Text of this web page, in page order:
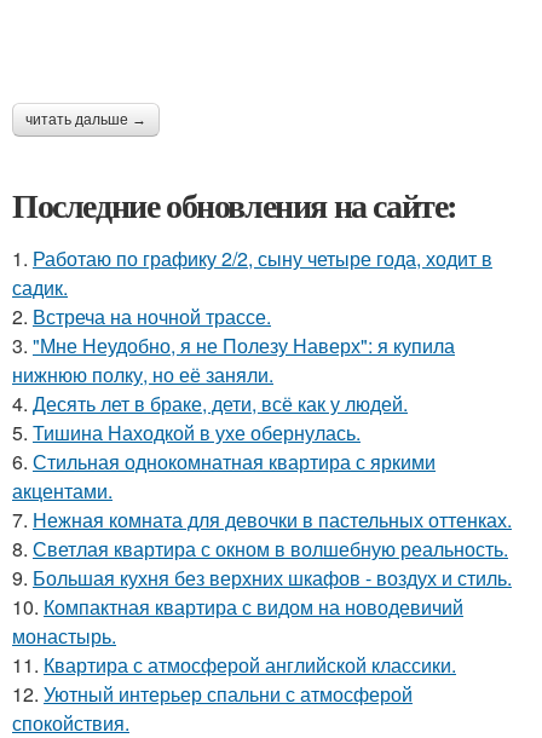
читать дальше →
Последние обновления на сайте:
1. Работаю по графику 2/2, сыну четыре года, ходит в
садик.
2. Встреча на ночной трассе.
3. "Мне Неудобно, я не Полезу Наверх": я купила
нижнюю полку, но её заняли.
4. Десять лет в браке, дети, всё как у людей.
5. Тишина Находкой в ухе обернулась.
6. Стильная однокомнатная квартира с яркими
акцентами.
7. Нежная комната для девочки в пастельных оттенках.
8. Светлая квартира с окном в волшебную реальность.
9. Большая кухня без верхних шкафов - воздух и стиль.
10. Компактная квартира с видом на новодевичий
монастырь.
11. Квартира с атмосферой английской классики.
12. Уютный интерьер спальни с атмосферой
спокойствия.